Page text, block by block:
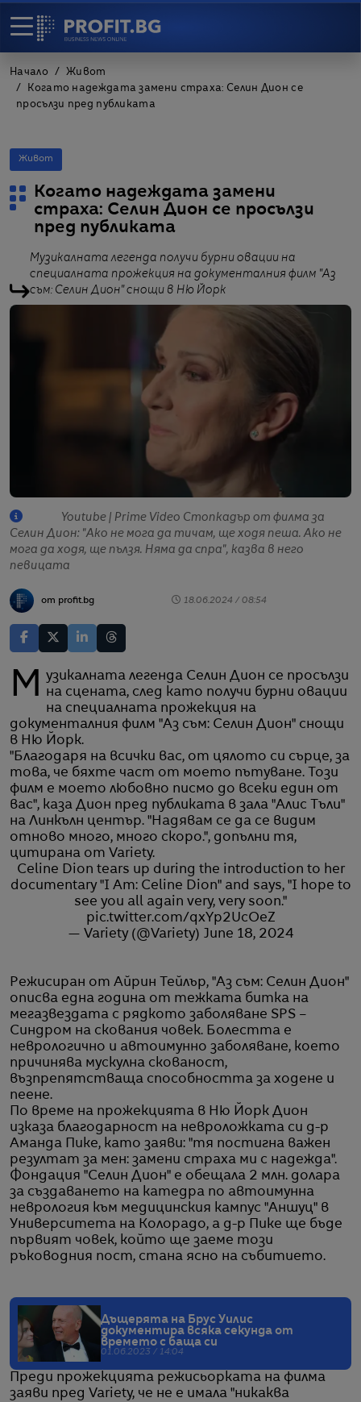
Начало
Живот
Когато надеждата замени страха: Селин Дион се
просълзи пред публиката
Живот
Когато надеждата замени
страха: Селин Дион се просълзи
пред публиката
Музикалната легенда получи бурни овации на
специалната прожекция на документалния филм "Аз
съм: Селин Дион" снощи в Ню Йорк
Youtube | Prime Video Стопкадър от филма за
Селин Дион: "Ако не мога да тичам, ще ходя пеша. Ако не
мога да ходя, ще пълзя. Няма да спра", казва в него
певицата
от profit.bg 18.06.2024 / 08:54
Музикалната легенда Селин Дион се просълзи
на сцената, след като получи бурни овации
на специалната прожекция на
документалния филм "Аз съм: Селин Дион" снощи
в Ню Йорк.
"Благодаря на всички вас, от цялото си сърце, за
това, че бяхте част от моето пътуване. Този
филм е моето любовно писмо до всеки един от
вас", каза Дион пред публиката в зала "Алис Тъли"
на Линкълн център. "Надявам се да се видим
отново много, много скоро.", допълни тя,
цитирана от Variety.
Celine Dion tears up during the introduction to her
documentary "I Am: Celine Dion" and says, "I hope to
see you all again very, very soon."
pic.twitter.com/qxYp2UcOeZ
— Variety (@Variety) June 18, 2024
Режисиран от Айрин Тейлър, "Аз съм: Селин Дион"
описва една година от тежката битка на
мегазвездата с рядкото заболяване SPS –
Синдром на скования човек. Болестта е
неврологично и автоимунно заболяване, което
причинява мускулна скованост,
възпрепятстваща способността за ходене и
пеене.
По време на прожекцията в Ню Йорк Дион
изказа благодарност на невроложката си д-р
Аманда Пике, като заяви: "тя постигна важен
резултат за мен: замени страха ми с надежда".
Фондация "Селин Дион" е обещала 2 млн. долара
за създаването на катедра по автоимунна
неврология към медицинския кампус "Аншуц" в
Университета на Колорадо, а д-р Пике ще бъде
първият човек, който ще заеме този
ръководния пост, стана ясно на събитието.
Дъщерята на Брус Уилис
документира всяка секунда от
времето с баща си
01.06.2023 / 14:04
Преди прожекцията режисьорката на филма
заяви пред Variety, че не е имала "никаква